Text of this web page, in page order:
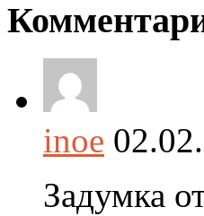
inoe
Задумка